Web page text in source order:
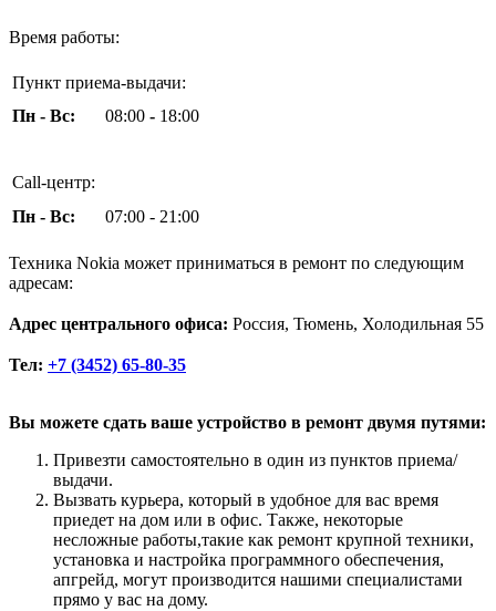
Время работы:
Пункт приема-выдачи:
Пн - Вс:
08:00 - 18:00
Call-центр:
Пн - Вс:
07:00 - 21:00
Техника Nokia может приниматься в ремонт по следующим
адресам:
Адрес центрального офиса: Россия, Тюмень, Холодильная 55
Тел: +7 (3452) 65-80-35
Вы можете сдать ваше устройство в ремонт двумя путями:
Привезти самостоятельно в один из пунктов приема/
выдачи.
Вызвать курьера, который в удобное для вас время
приедет на дом или в офис. Также, некоторые
несложные работы,такие как ремонт крупной техники,
установка и настройка программного обеспечения,
апгрейд, могут производится нашими специалистами
прямо у вас на дому.